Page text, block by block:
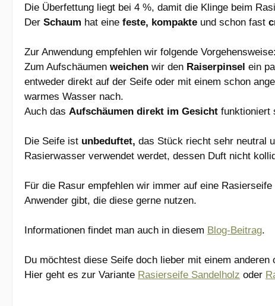
Die Überfettung liegt bei 4 %, damit die Klinge beim
Der Schaum hat eine feste, kompakte und schon fast
Zur Anwendung empfehlen wir folgende Vorgehensweise:
Zum Aufschäumen weichen wir den Raiserpinsel ein
entweder direkt auf der Seife oder mit einem schon
warmes Wasser nach.
Auch das Aufschäumen direkt im Gesicht funktioniert
Die Seife ist unbeduftet, das Stück riecht sehr neutral
Rasierwasser verwendet werdet, dessen Duft nicht
Für die Rasur empfehlen wir immer auf eine
Anwender gibt, die diese gerne nutzen.
Informationen findet man auch in diesem Blog-Beitrag.
Du möchtest diese Seife doch lieber mit einem anderen
Hier geht es zur Variante Rasierseife Sandelholz oder